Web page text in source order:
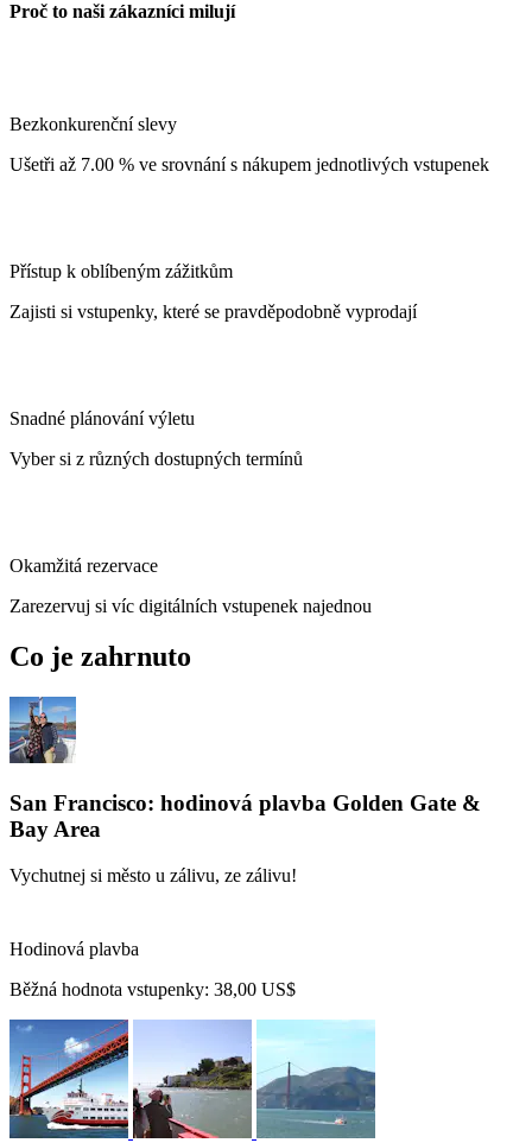
Proč to naši zákazníci milují
Bezkonkurenční slevy
Ušetři až 7.00 % ve srovnání s nákupem jednotlivých vstupenek
Přístup k oblíbeným zážitkům
Zajisti si vstupenky, které se pravděpodobně vyprodají
Snadné plánování výletu
Vyber si z různých dostupných termínů
Okamžitá rezervace
Zarezervuj si víc digitálních vstupenek najednou
Co je zahrnuto
San Francisco: hodinová plavba Golden Gate &
Bay Area
Vychutnej si město u zálivu, ze zálivu!
Hodinová plavba
Běžná hodnota vstupenky: 38,00 US$